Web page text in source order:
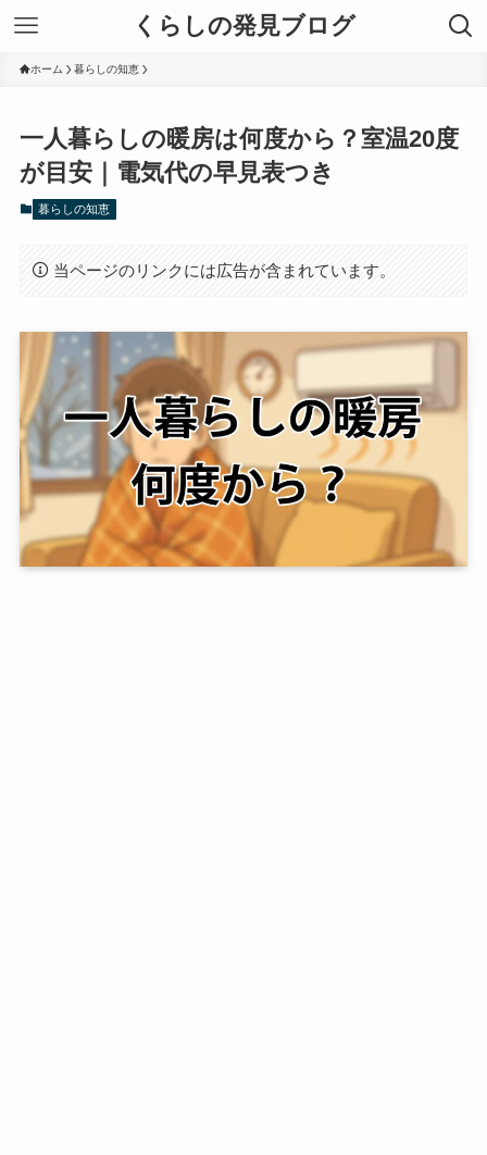
くらしの発見ブログ
ホーム 暮らしの知恵
一人暮らしの暖房は何度から？室温20度
が目安｜電気代の早見表つき
暮らしの知恵
当ページのリンクには広告が含まれています。